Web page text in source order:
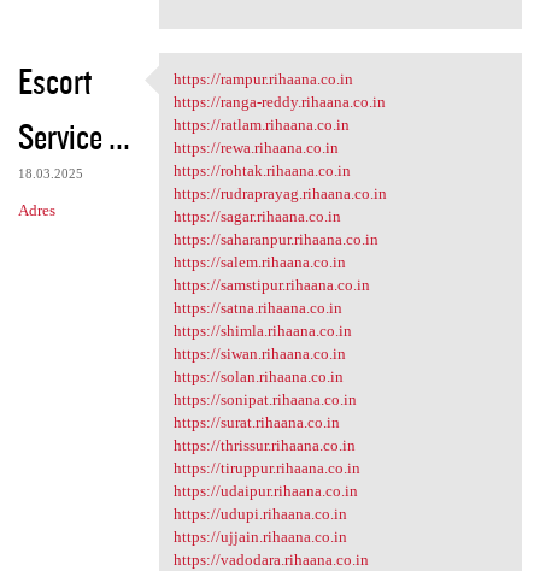
Escort
Service ...
18.03.2025
Adres
https://rampur.rihaana.co.in
https://rampur.rihaana.co.in
https://ranga-reddy.rihaana.co.in
https://ratlam.rihaana.co.in
https://rewa.rihaana.co.in
https://rohtak.rihaana.co.in
https://rudraprayag.rihaana.co.in
https://sagar.rihaana.co.in
https://saharanpur.rihaana.co.in
https://salem.rihaana.co.in
https://samstipur.rihaana.co.in
https://satna.rihaana.co.in
https://shimla.rihaana.co.in
https://siwan.rihaana.co.in
https://solan.rihaana.co.in
https://sonipat.rihaana.co.in
https://surat.rihaana.co.in
https://thrissur.rihaana.co.in
https://tiruppur.rihaana.co.in
https://udaipur.rihaana.co.in
https://udupi.rihaana.co.in
https://ujjain.rihaana.co.in
https://vadodara.rihaana.co.in